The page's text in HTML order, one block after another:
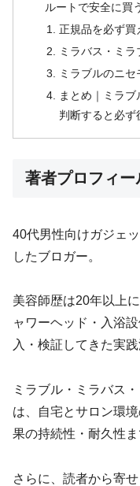
ルートで安全に買
正規品を必ず買
ミラバス・ミ
ミラブルのニ
まとめ｜ミラブ
判断すると必ず
著者プロフィー
40代男性向けガジェ
したブロガー。
美容師歴は20年以上
ャワーヘッド・入浴
入・検証してきた実践
ミラブル・ミラバス
は、自宅とサロン環
果の持続性・耐久性
さらに、読者から寄